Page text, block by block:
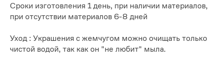
Сроки изготовления 1 день, при наличии материалов,
при отсутствии материалов 6-8 дней
Уход : Украшения с жемчугом можно очищать только
чистой водой, так как он "не любит" мыла.